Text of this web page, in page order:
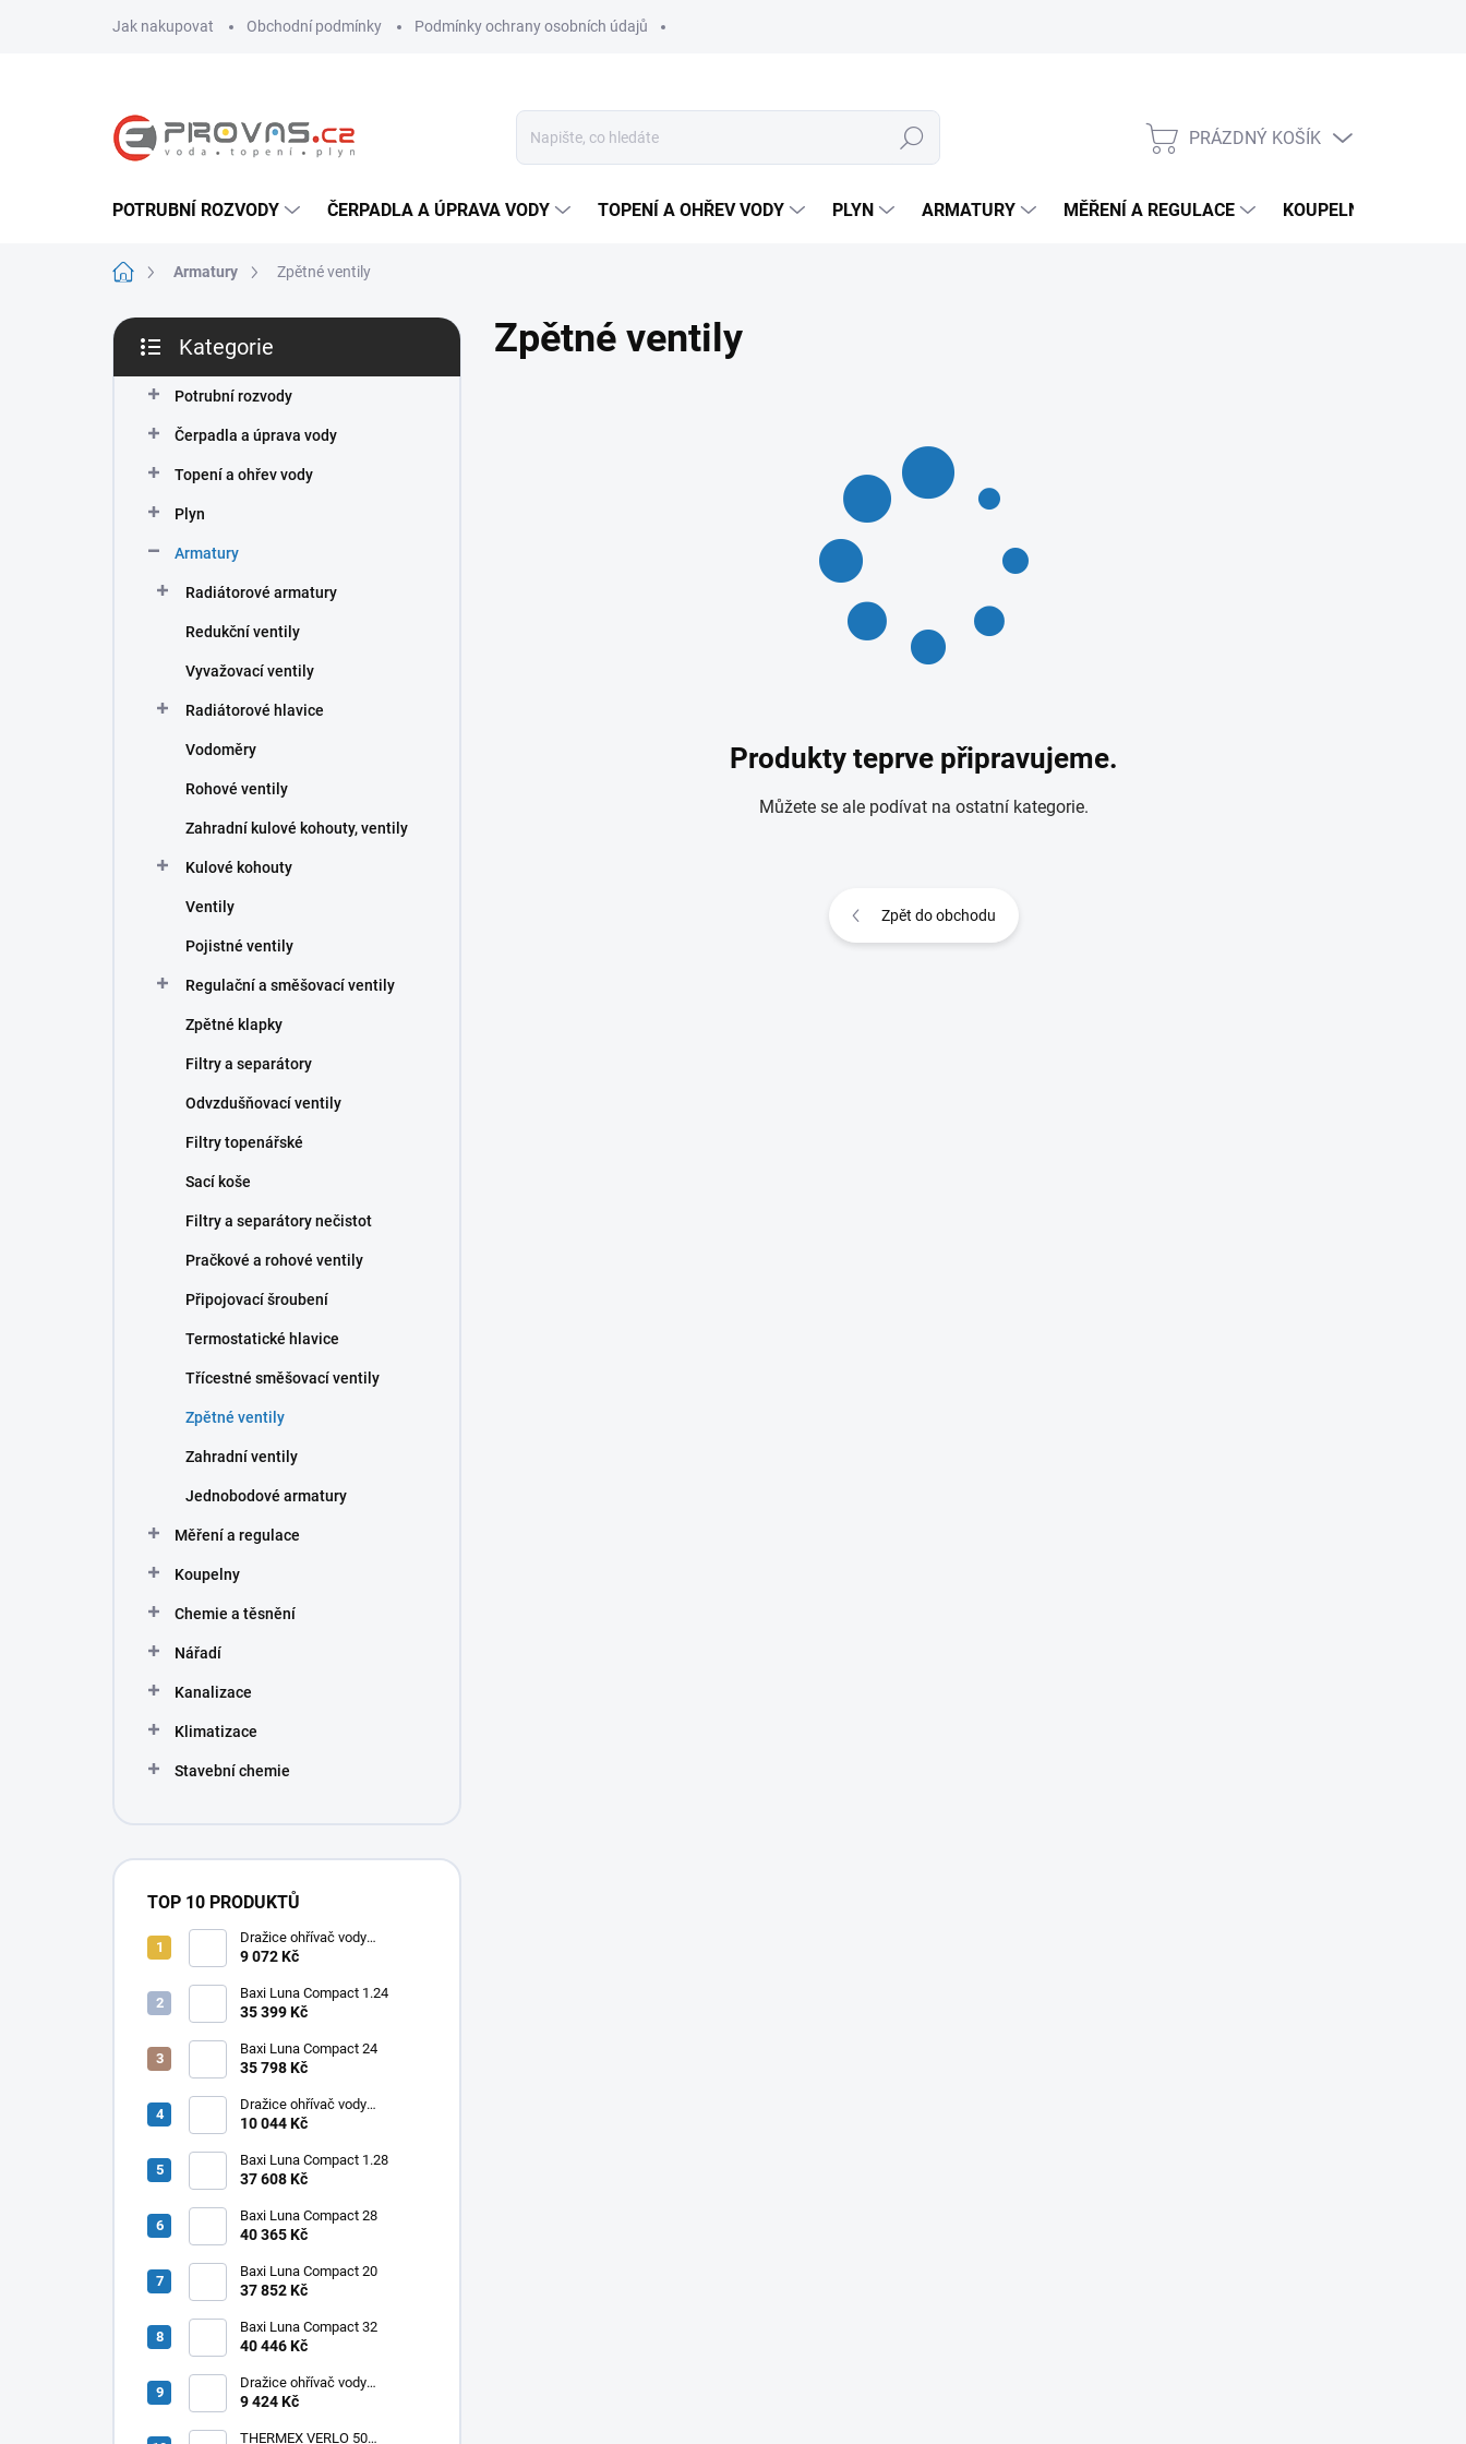
Jak nakupovat Obchodní podmínky Podmínky ochrany osobních údajů
Hledat
NÁKUPNÍ
PRÁZDNÝ KOŠÍK
POTRUBNÍ ROZVODY ČERPADLA A ÚPRAVA VODY TOPENÍ A OHŘEV VODY PLYN ARMATURY MĚŘENÍ A REGULACE KOUPELNY
Domů Armatury Zpětné ventily
P
s
kategorie
Kategorie
Potrubní rozvody
Čerpadla a úprava vody
Topení a ohřev vody
Plyn
Armatury
Radiátorové armatury
Redukční ventily
Vyvažovací ventily
Radiátorové hlavice
Vodoměry
Rohové ventily
Zahradní kulové kohouty, ventily
Kulové kohouty
Ventily
Pojistné ventily
Regulační a směšovací ventily
Zpětné klapky
Filtry a separátory
Odvzdušňovací ventily
Filtry topenářské
Sací koše
Filtry a separátory nečistot
Pračkové a rohové ventily
Připojovací šroubení
Termostatické hlavice
Třícestné směšovací ventily
Zpětné ventily
Zahradní ventily
Jednobodové armatury
Měření a regulace
Koupelny
Chemie a těsnění
Nářadí
Kanalizace
Klimatizace
Stavební chemie
TOP 10 PRODUKTŮ
Dražice ohřívač vody
elektrický svislý OKHE ONE/E
9 072 Kč
Baxi Luna Compact 1.24
35 399 Kč
Baxi Luna Compact 24
35 798 Kč
Dražice ohřívač vody
elektrický svislý OKHE ONE/E
10 044 Kč
Baxi Luna Compact 1.28
37 608 Kč
Baxi Luna Compact 28
40 365 Kč
Baxi Luna Compact 20
37 852 Kč
Baxi Luna Compact 32
40 446 Kč
Dražice ohřívač vody
elektrický svislý OKHE ONE/E
9 424 Kč
THERMEX VERLO 50
Zpětné ventily
Produkty teprve připravujeme.
Můžete se ale podívat na ostatní kategorie.
Zpět do obchodu